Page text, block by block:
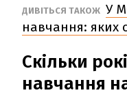
ДИВІТЬСЯ ТАКОЖ У
навчання: яких
Скільки
навчання